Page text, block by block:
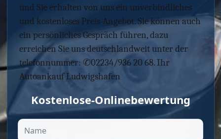
und Sie erhalten von uns ein unverbindliches
und kostenloses Preis-Angebot. Sie können auch
ein persönliches Gespräch führen, dazu
erreichen Sie uns deutschlandweit unter der
telefonnummer: ✆02234/936 20 68. Ihr
Autoankauf Ludwigshafen
Kostenlose-Onlinebewertung